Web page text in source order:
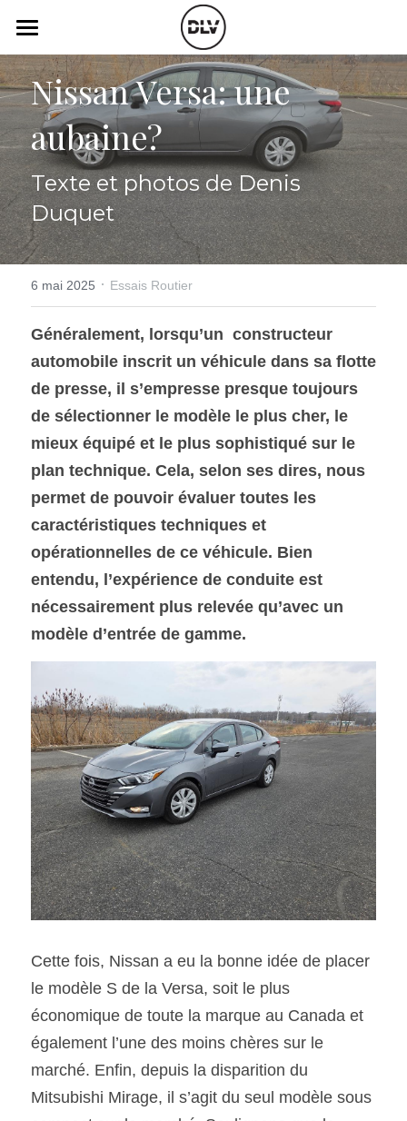
Catégories
Actualité Auto
Électrique
Histoire de chars
Art Automobile
Opinion
Vidéo
Podcast
Radio FM
Télé RDS
Rechercher
SOUMISSION RAPIDE
ASSURANCE
Nissan Versa: une
aubaine?
Texte et photos de Denis
Duquet
6 mai 2025 · Essais Routier
Généralement, lorsqu’un  constructeur
automobile inscrit un véhicule dans sa flotte
de presse, il s’empresse presque toujours
de sélectionner le modèle le plus cher, le
mieux équipé et le plus sophistiqué sur le
plan technique. Cela, selon ses dires, nous
permet de pouvoir évaluer toutes les
caractéristiques techniques et
opérationnelles de ce véhicule. Bien
entendu, l’expérience de conduite est
nécessairement plus relevée qu’avec un
modèle d’entrée de gamme.
Cette fois, Nissan a eu la bonne idée de placer
le modèle S de la Versa, soit le plus
économique de toute la marque au Canada et
également l’une des moins chères sur le
marché. Enfin, depuis la disparition du
Mitsubishi Mirage, il s’agit du seul modèle sous
LES CATÉGORIES DE LA BOUTIQUE
Toutes les catégories